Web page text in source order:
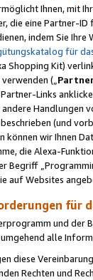
Ihnen, mit
die eine Partner-ID
indem Sie Ihre
für
Shopping Kit)
(„
Links
Handlungen
(und
können wir Ihnen
die Alexa-
Begriff
auf Websites
für
und der
alle
diese
Rechten und